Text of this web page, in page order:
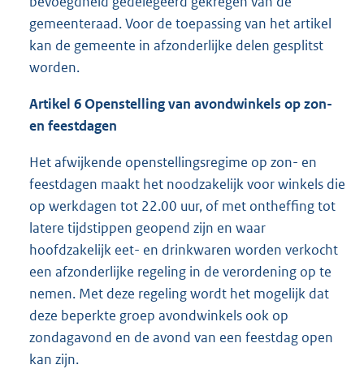
gemeenteraad. Voor de toepassing van het artikel
kan de gemeente in afzonderlijke delen gesplitst
worden.
Artikel 6 Openstelling van avondwinkels op zon-
en feestdagen
Het afwijkende openstellingsregime op zon- en
feestdagen maakt het noodzakelijk voor winkels die
op werkdagen tot 22.00 uur, of met ontheffing tot
latere tijdstippen geopend zijn en waar
hoofdzakelijk eet- en drinkwaren worden verkocht
een afzonderlijke regeling in de verordening op te
nemen. Met deze regeling wordt het mogelijk dat
deze beperkte groep avondwinkels ook op
zondagavond en de avond van een feestdag open
kan zijn.